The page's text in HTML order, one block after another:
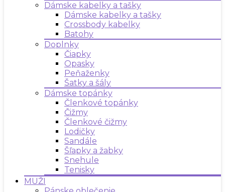
Dámske kabelky a tašky
Dámske kabelky a tašky
Crossbody kabelky
Batohy
Doplnky
Čiapky
Opasky
Peňaženky
Šatky a šály
Dámske topánky
Členkové topánky
Čižmy
Členkové čižmy
Lodičky
Sandále
Šľapky a žabky
Snehule
Tenisky
MUŽI